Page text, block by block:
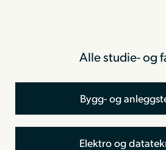
Alle studie- og
Bygg- og
Elektro og